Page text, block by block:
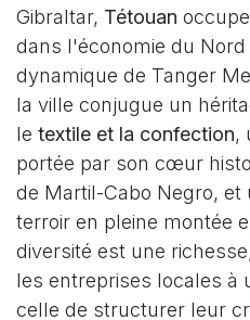
Gibraltar, Tétouan
dans l'économie du
dynamique de Tanger
la ville conjugue un
le textile et la confection,
portée par son cœur
de Martil-Cabo Negro, et
terroir en pleine montée
diversité est une
les entreprises locales à
celle de structurer leur